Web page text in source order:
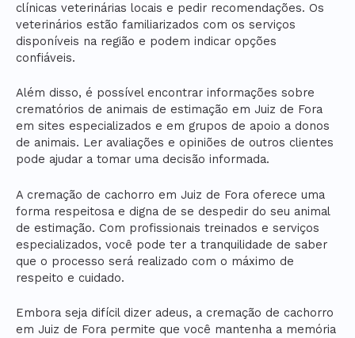
clínicas veterinárias locais e pedir recomendações. Os
veterinários estão familiarizados com os serviços
disponíveis na região e podem indicar opções
confiáveis.
Além disso, é possível encontrar informações sobre
crematórios de animais de estimação em Juiz de Fora
em sites especializados e em grupos de apoio a donos
de animais. Ler avaliações e opiniões de outros clientes
pode ajudar a tomar uma decisão informada.
A cremação de cachorro em Juiz de Fora oferece uma
forma respeitosa e digna de se despedir do seu animal
de estimação. Com profissionais treinados e serviços
especializados, você pode ter a tranquilidade de saber
que o processo será realizado com o máximo de
respeito e cuidado.
Embora seja difícil dizer adeus, a cremação de cachorro
em Juiz de Fora permite que você mantenha a memória